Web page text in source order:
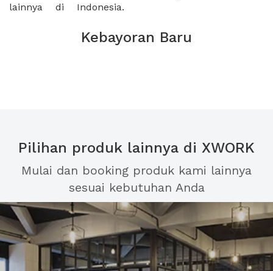
lainnya di Indonesia.
Kebayoran Baru
Pilihan produk lainnya di XWORK
Mulai dan booking produk kami lainnya
sesuai kebutuhan Anda